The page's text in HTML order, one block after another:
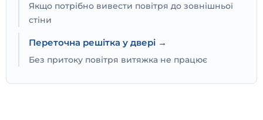
Якщо потрібно вивести повітря до зовнішньої
стіни
Переточна решітка у двері →
Без притоку повітря витяжка не працює